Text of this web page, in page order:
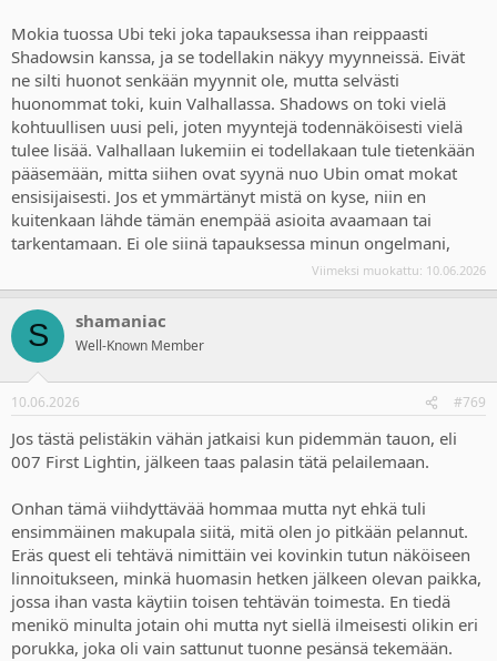
Mokia tuossa Ubi teki joka tapauksessa ihan reippaasti
Shadowsin kanssa, ja se todellakin näkyy myynneissä. Eivät
ne silti huonot senkään myynnit ole, mutta selvästi
huonommat toki, kuin Valhallassa. Shadows on toki vielä
kohtuullisen uusi peli, joten myyntejä todennäköisesti vielä
tulee lisää. Valhallaan lukemiin ei todellakaan tule tietenkään
pääsemään, mitta siihen ovat syynä nuo Ubin omat mokat
ensisijaisesti. Jos et ymmärtänyt mistä on kyse, niin en
kuitenkaan lähde tämän enempää asioita avaamaan tai
tarkentamaan. Ei ole siinä tapauksessa minun ongelmani,
Viimeksi muokattu: 10.06.2026
S shamaniac
Well-Known Member
10.06.2026 #769
Jos tästä pelistäkin vähän jatkaisi kun pidemmän tauon, eli
007 First Lightin, jälkeen taas palasin tätä pelailemaan.
Onhan tämä viihdyttävää hommaa mutta nyt ehkä tuli
ensimmäinen makupala siitä, mitä olen jo pitkään pelannut.
Eräs quest eli tehtävä nimittäin vei kovinkin tutun näköiseen
linnoitukseen, minkä huomasin hetken jälkeen olevan paikka,
jossa ihan vasta käytiin toisen tehtävän toimesta. En tiedä
menikö minulta jotain ohi mutta nyt siellä ilmeisesti olikin eri
porukka, joka oli vain sattunut tuonne pesänsä tekemään.